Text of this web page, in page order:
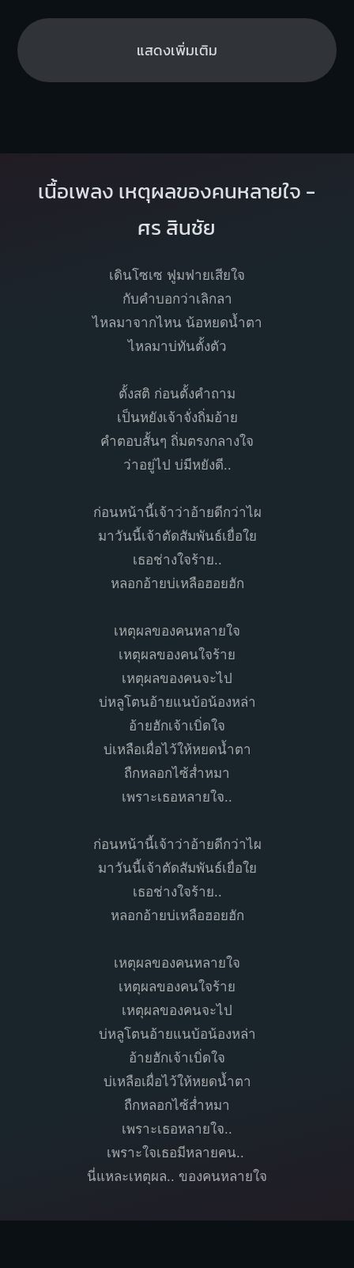
แสดงเพิ่มเติม
เนื้อเพลง เหตุผลของคนหลายใจ -
ศร สินชัย
เดินโซเซ ฟูมฟายเสียใจ
กับคำบอกว่าเลิกลา
ไหลมาจากไหน น้อหยดน้ำตา
ไหลมาบ่ทันตั้งตัว
ตั้งสติ ก่อนตั้งคำถาม
เป็นหยังเจ้าจั่งถิ่มอ้าย
คำตอบสั้นๆ ถิ่มตรงกลางใจ
ว่าอยู่ไป บ่มีหยังดี..
ก่อนหน้านี้เจ้าว่าอ้ายดีกว่าไผ
มาวันนี้เจ้าตัดสัมพันธ์เยื่อใย
เธอช่างใจร้าย..
หลอกอ้ายบ่เหลือฮอยฮัก
เหตุผลของคนหลายใจ
เหตุผลของคนใจร้าย
เหตุผลของคนจะไป
บ่หลูโตนอ้ายแนบ้อน้องหล่า
อ้ายฮักเจ้าเบิ่ดใจ
บ่เหลือเผื่อไว้ให้หยดน้ำตา
ถืกหลอกไซ้ส่ำหมา
เพราะเธอหลายใจ..
ก่อนหน้านี้เจ้าว่าอ้ายดีกว่าไผ
มาวันนี้เจ้าตัดสัมพันธ์เยื่อใย
เธอช่างใจร้าย..
หลอกอ้ายบ่เหลือฮอยฮัก
เหตุผลของคนหลายใจ
เหตุผลของคนใจร้าย
เหตุผลของคนจะไป
บ่หลูโตนอ้ายแนบ้อน้องหล่า
อ้ายฮักเจ้าเบิ่ดใจ
บ่เหลือเผื่อไว้ให้หยดน้ำตา
ถืกหลอกไซ้ส่ำหมา
เพราะเธอหลายใจ..
เพราะใจเธอมีหลายคน..
นี่แหละเหตุผล.. ของคนหลายใจ